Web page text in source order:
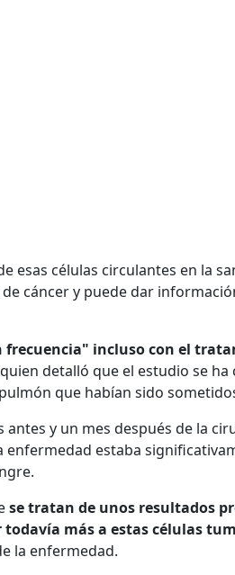
esas células circulantes en la
cáncer y puede dar
frecuencia" incluso con el
detalló que el estudio se
que habían sido
y un mes después de la
estaba
se tratan de unos resultados
más a estas células
la enfermedad.